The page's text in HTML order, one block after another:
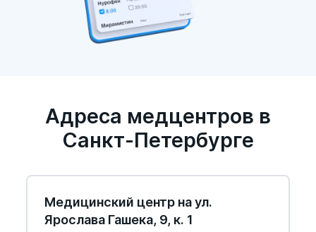
Адреса медцентров в
Санкт-Петербурге
Медицинский центр на ул.
Ярослава Гашека, 9, к. 1